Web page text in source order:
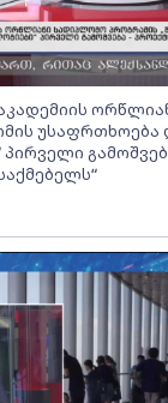
უსაფრთხოება